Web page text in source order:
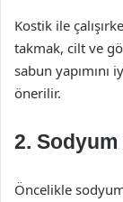
Kostik ile
takmak, cilt ve
sabun yapımını
önerilir.
2.
Öncelikle